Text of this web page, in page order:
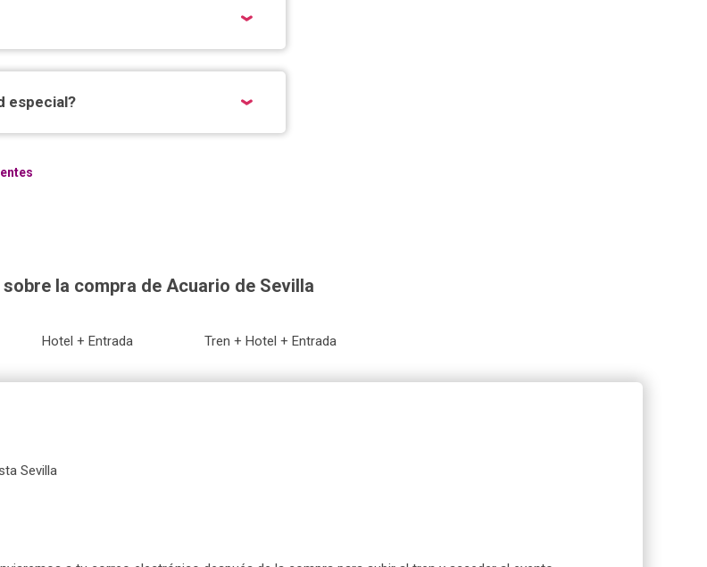
especial?
la compra de Acuario de Sevilla
Hotel + Entrada Tren + Hotel + Entrada
Sevilla